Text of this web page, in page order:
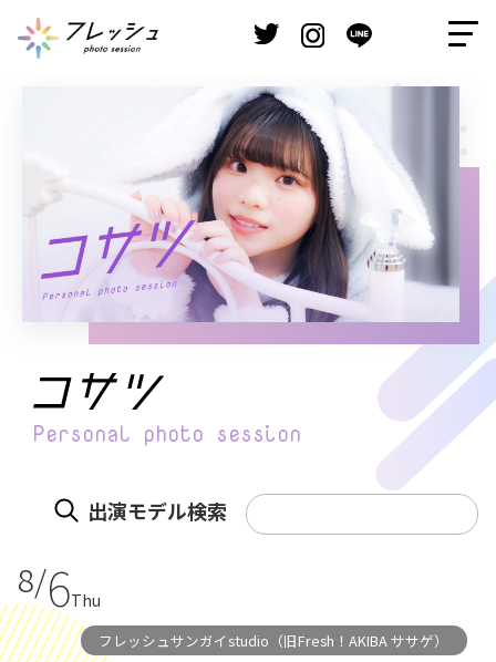
Personal photo session
出演モデル検索
8/6Thu
フレッシュサンガイstudio（旧Fresh！AKIBA ササゲ）